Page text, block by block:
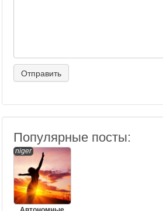
Популярные посты:
niger